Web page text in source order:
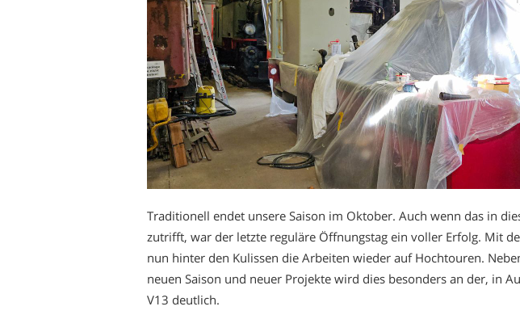
Traditionell endet unsere Saison im Oktober. Auch wenn das in
zutrifft, war der letzte reguläre Öffnungstag ein voller Erfolg. Mit
nun hinter den Kulissen die Arbeiten wieder auf Hochtouren.
neuen Saison und neuer Projekte wird dies besonders an der, in
V13 deutlich.